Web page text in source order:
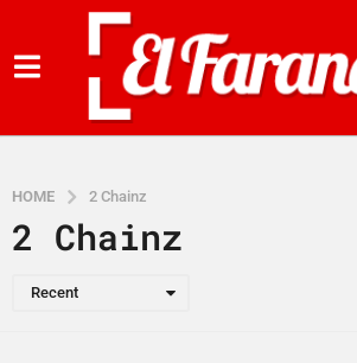
HOME 2 Chainz
2 Chainz
Recent